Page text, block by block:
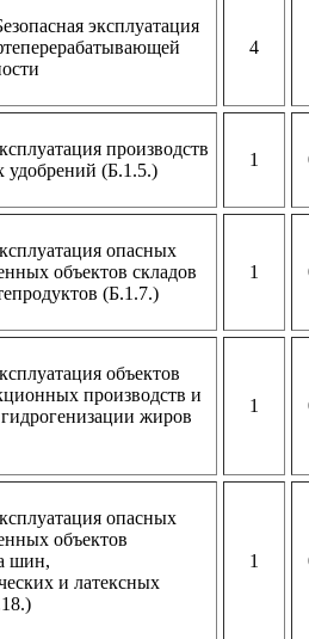
эксплуатация
4
производств
удобрений (Б.1.5.)
1
опасных
объектов складов
(Б.1.7.)
1
объектов
производств и
жиров
1
опасных
объектов
шин,
и латексных
1